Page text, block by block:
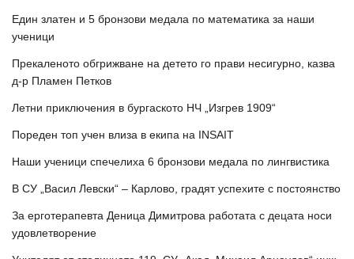
Един златен и 5 бронзови медала по математика за наши
ученици
Прекаленото обгрижване на детето го прави несигурно, казва
д-р Пламен Петков
Летни приключения в бургаското НЧ „Изгрев 1909“
Пореден топ учен влиза в екипа на INSAIT
Наши ученици спечелиха 6 бронзови медала по лингвистика
В СУ „Васил Левски“ – Карлово, градят успехите с постоянство
За ерготерапевта Деница Димитрова работата с децата носи
удовлетворение